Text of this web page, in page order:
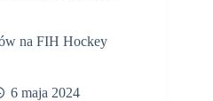
na FIH Hockey
6 maja 2024